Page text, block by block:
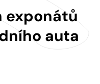
exponátů
auta